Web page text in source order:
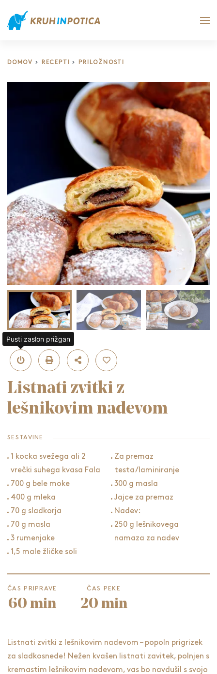
DOMOV RECEPTI PRILOŽNOSTI
Listnati zvitki z
lešnikovim nadevom
SESTAVINE
1 kocka svežega ali 2
vrečki suhega kvasa Fala
700 g bele moke
400 g mleka
70 g sladkorja
70 g masla
3 rumenjake
1,5 male žličke soli
Za premaz
testa/laminiranje
300 g masla
Jajce za premaz
Nadev:
250 g lešnikovega
namaza za nadev
ČAS PRIPRAVE
60 min
ČAS PEKE
20 min
Listnati zvitki z lešnikovim nadevom – popoln prigrizek
za sladkosnede! Nežen kvašen listnati zavitek, polnjen s
kremastim lešnikovim nadevom, vas bo navdušil s svojo
Pusti zaslon prižgan